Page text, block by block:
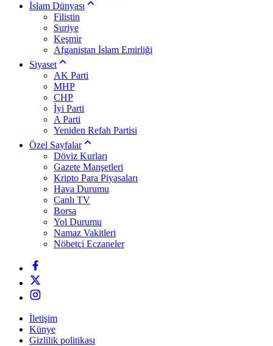
İslam Dünyası
Filistin
Suriye
Keşmir
Afganistan İslam Emirliği
Siyaset
AK Parti
MHP
CHP
İyi Parti
A Parti
Yeniden Refah Partisi
Özel Sayfalar
Döviz Kurları
Gazete Manşetleri
Kripto Para Piyasaları
Hava Durumu
Canlı TV
Borsa
Yol Durumu
Namaz Vakitleri
Nöbetçi Eczaneler
İletişim
Künye
Gizlilik politikası